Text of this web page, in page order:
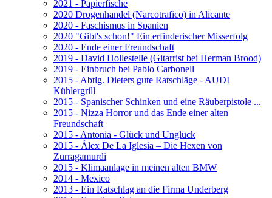
2021 - Papierfische
2020 Drogenhandel (Narcotrafico) in Alicante
2020 - Faschismus in Spanien
2020 "Gibt's schon!" Ein erfinderischer Misserfolg
2020 - Ende einer Freundschaft
2019 - David Hollestelle (Gitarrist bei Herman Brood)
2019 - Einbruch bei Pablo Carbonell
2015 - Abtlg. Dieters gute Ratschläge - AUDI
Kühlergrill
2015 - Spanischer Schinken und eine Räuberpistole ...
2015 - Nizza Horror und das Ende einer alten
Freundschaft
2015 - Antonia - Glück und Unglück
2015 - Álex De La Iglesia – Die Hexen von
Zurragamurdi
2015 - Klimaanlage in meinen alten BMW
2014 - Mexico
2013 - Ein Ratschlag an die Firma Underberg